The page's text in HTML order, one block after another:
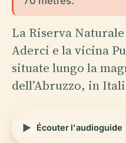
La Riserva
Aderci e la vicina
situate lungo la
dell’Abruzzo, in
Écouter l'audioguide